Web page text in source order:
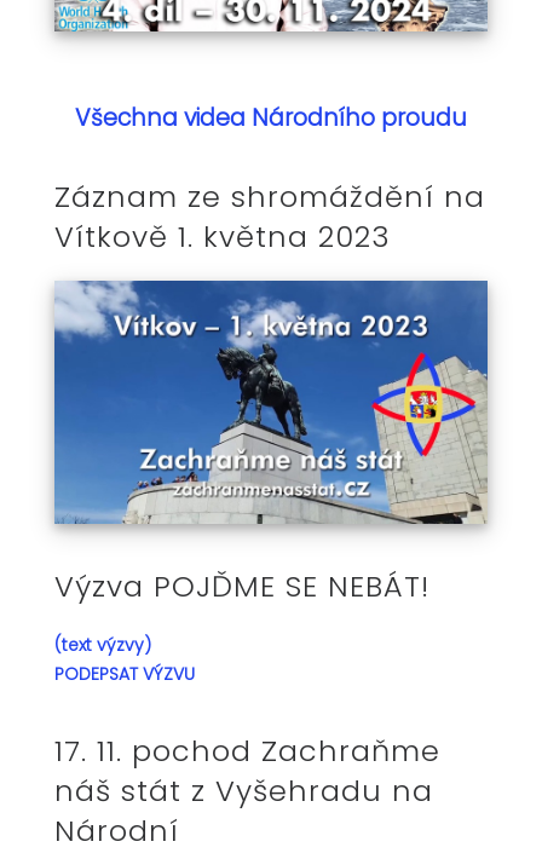
Všechna videa Národního proudu
Záznam ze shromáždění na
Vítkově 1. května 2023
Výzva POJĎME SE NEBÁT!
(text výzvy)
PODEPSAT VÝZVU
17. 11. pochod Zachraňme
náš stát z Vyšehradu na
Národní